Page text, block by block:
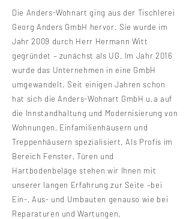
Die Anders-Wohnart ging aus der Tischlerei
Georg Anders GmbH hervor. Sie wurde im
Jahr 2009 durch Herr Hermann Witt
gegründet – zunächst als UG. Im Jahr 2016
wurde das Unternehmen in eine GmbH
umgewandelt. Seit einigen Jahren schon
hat sich die Anders-Wohnart GmbH u.a auf
die Innstandhaltung und Modernisierung von
Wohnungen, Einfamilienhäusern und
Treppenhäusern spezialisiert. Als Profis im
Bereich Fenster, Türen und
Hartbodenbeläge stehen wir Ihnen mit
unserer langen Erfahrung zur Seite –bei
Ein-, Aus- und Umbauten genauso wie bei
Reparaturen und Wartungen.